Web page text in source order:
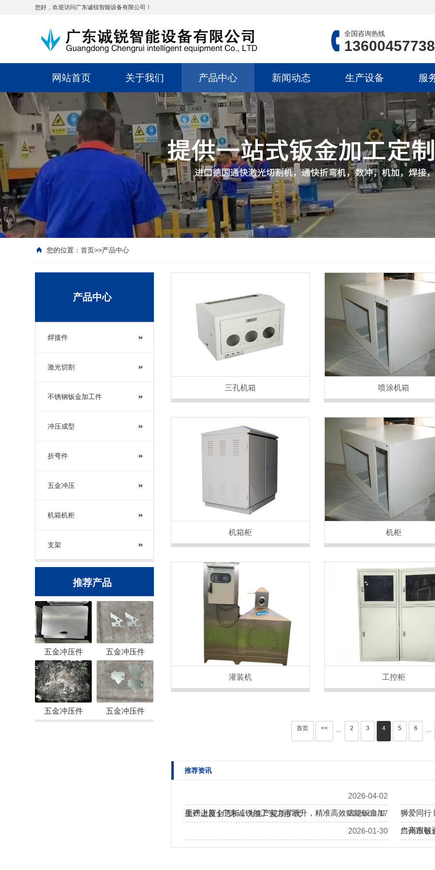
您好，欢迎访问广东诚锐智能设备有限公司！
全国咨询热线
13600457738
网站首页 关于我们 产品中心 新闻动态 生产设备 服
您的位置： 首页>>产品中心
产品中心
焊接件
激光切割
不锈钢钣金加工件
冲压成型
折弯件
五金冲压
机箱机柜
支架
推荐产品
五金冲压件 五金冲压件
五金冲压件 五金冲压件
三孔机箱 喷涂机箱
机箱柜 机柜
灌装机 工控柜
首页 << ··· 2 3 4 5 6 ···
推荐资讯
2026-04-02
重磅上新 | 广东诚锐加工实力再跃升，精准高效赋能钣金加 狮爱同行
2026-03-17
生产进度全透析，为生产提质扩优
当高跟鞋
2026-01-30
热烈欢迎加拿大客户Eric、Alan莅临我司工厂回访考察
广州市钣